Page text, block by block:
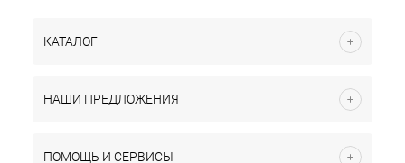
КАТАЛОГ
НАШИ ПРЕДЛОЖЕНИЯ
ПОМОЩЬ И СЕРВИСЫ